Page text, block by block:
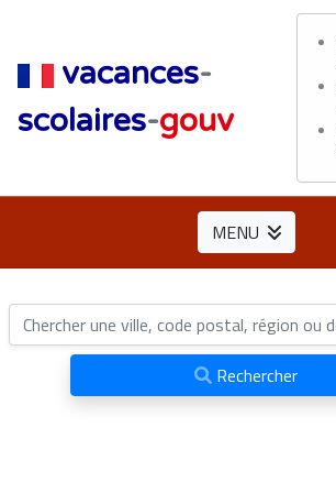
vacances-
scolaires-gouv
MENU
Rechercher